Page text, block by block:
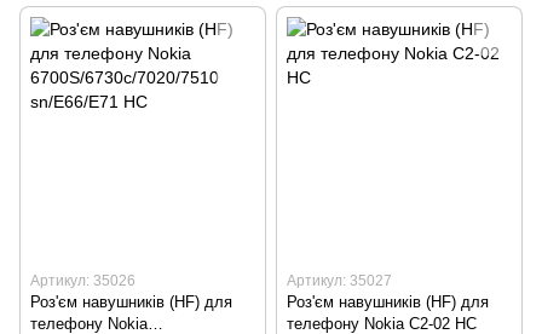
Артикул: 35026
Роз'єм навушників (HF) для
телефону Nokia
Артикул: 35027
Роз'єм навушників (HF) для
телефону Nokia C2-02 HC